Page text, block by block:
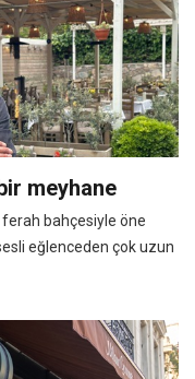
meyhane
ferah bahçesiyle öne
eğlenceden çok uzun